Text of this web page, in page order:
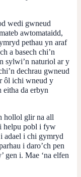
wedi gwneud
awtomataidd,
pethau yn araf
a basech chi’n
sylwi’n naturiol ar y
dechrau gwneud
ôl ichi wneud y
da erbyn
hollol glir na all
helpu pobl i fyw
i chi gymryd
i daro’ch pen
gen i. Mae ‘na elfen